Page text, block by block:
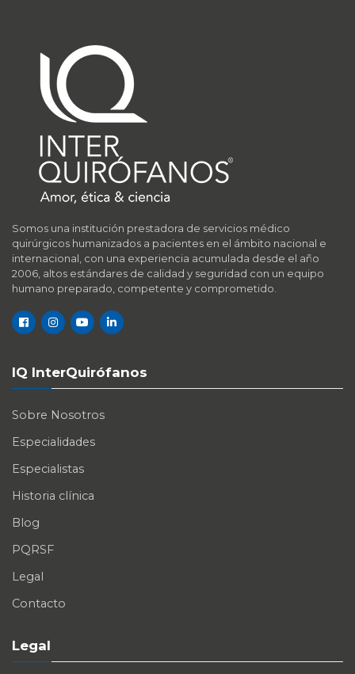
Somos una institución prestadora de servicios médico
quirúrgicos humanizados a pacientes en el ámbito nacional e
internacional, con una experiencia acumulada desde el año
2006, altos estándares de calidad y seguridad con un equipo
humano preparado, competente y comprometido.
IQ InterQuirófanos
Sobre Nosotros
Especialidades
Especialistas
Historia clínica
Blog
PQRSF
Legal
Contacto
Legal